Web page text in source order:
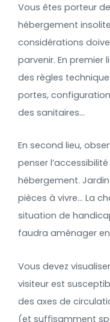
Vous êtes porteur
hébergement
considérations
parvenir. En premier
des règles
portes,
des sanitaires…
En second lieu,
penser
hébergement.
pièces à vivre… La
situation de
faudra aménager
Vous devez
visiteur est
des axes de
(et suffisamment